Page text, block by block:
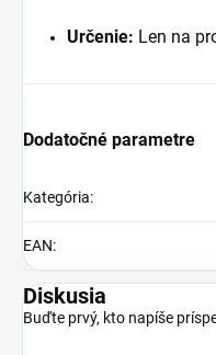
Určenie: Len na
Dodatočné parametre
Kategória:
EAN:
Diskusia
Buďte prvý, kto napíše